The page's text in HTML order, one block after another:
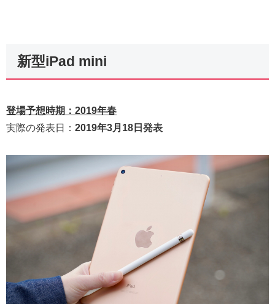
新型iPad mini
登場予想時期：2019年春
実際の発表日： 2019年3月18日発表